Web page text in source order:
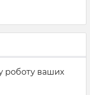
роботу ваших